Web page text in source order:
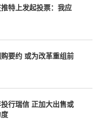
特上发起投票：我应
要约 或为改革重组前
行瑞信 正加大出售或